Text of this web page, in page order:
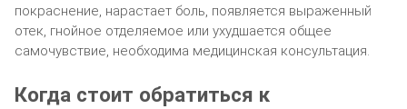
покраснение, нарастает боль, появляется выраженный
отек, гнойное отделяемое или ухудшается общее
самочувствие, необходима медицинская консультация.
Когда стоит обратиться к